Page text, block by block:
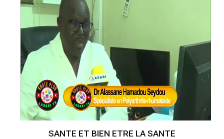
SANTE ET BIEN ETRE LA SANTE